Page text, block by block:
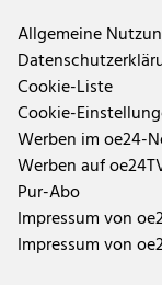
Allgemeine
Cookie-Liste
Cookie-
Werben im oe24-
Werben auf
Pur-Abo
Impressum von
Impressum von